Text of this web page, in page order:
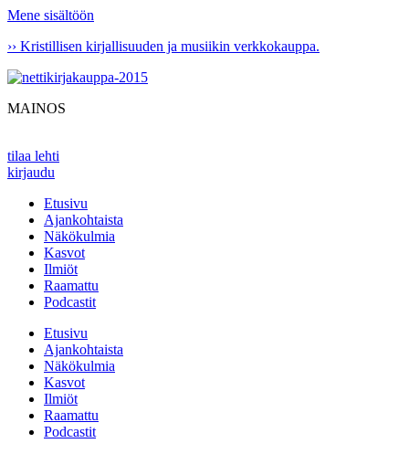
Mene sisältöön
›› Kristillisen kirjallisuuden ja musiikin verkkokauppa.
MAINOS
tilaa lehti
kirjaudu
Etusivu
Ajankohtaista
Näkökulmia
Kasvot
Ilmiöt
Raamattu
Podcastit
Etusivu
Ajankohtaista
Näkökulmia
Kasvot
Ilmiöt
Raamattu
Podcastit